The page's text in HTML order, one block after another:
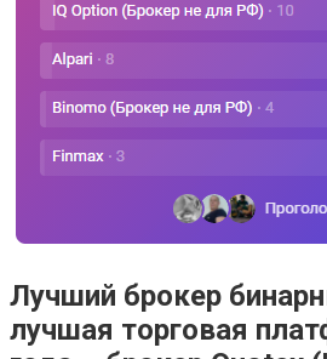
Лучший брокер
лучшая торговая